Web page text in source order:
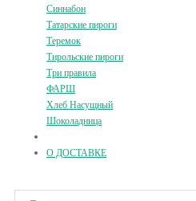
Синнабон
Татарские пироги
Теремок
Тирольские пироги
Три правила
ФАРШ
Хлеб Насущный
Шоколадница
О ДОСТАВКЕ